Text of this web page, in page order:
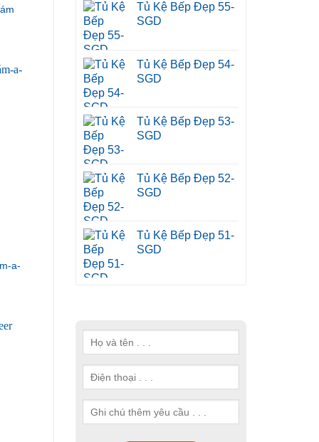
Tủ Kệ Bếp Đẹp 55-
SGD
Tủ Kệ Bếp Đẹp 54-
SGD
Tủ Kệ Bếp Đẹp 53-
SGD
Tủ Kệ Bếp Đẹp 52-
SGD
Tủ Kệ Bếp Đẹp 51-
SGD
a-